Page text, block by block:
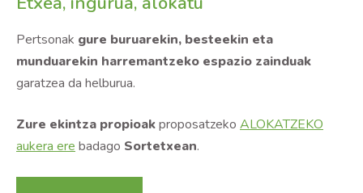
Pertsonak gure buruarekin, besteekin eta
munduarekin harremantzeko espazio zainduak
garatzea da helburua.
Zure ekintza propioakproposatzeko ALOKATZEKO
aukera ere badago Sortetxean.